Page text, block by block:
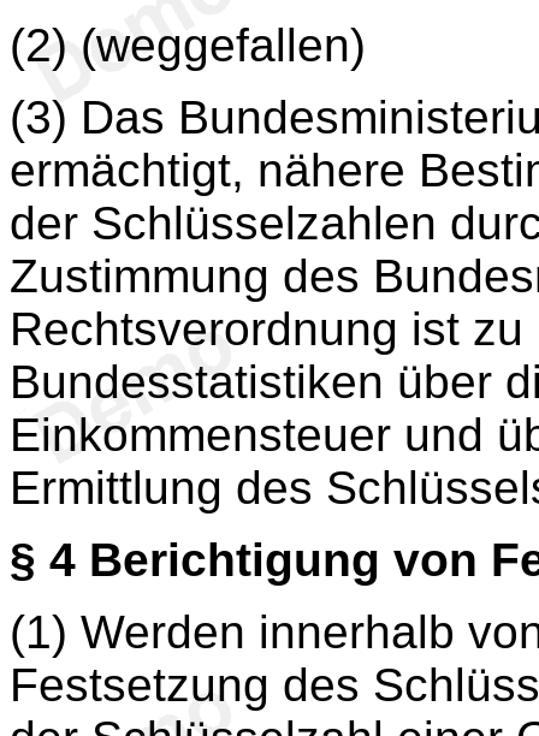
(2) (weggefallen)
(3) Das
ermächtigt, nähere
der Schlüsselzahlen
Zustimmung des
Rechtsverordnung ist
Bundesstatistiken über
Einkommensteuer und
Ermittlung des
§ 4 Berichtigung von
(1) Werden innerhalb
Festsetzung des